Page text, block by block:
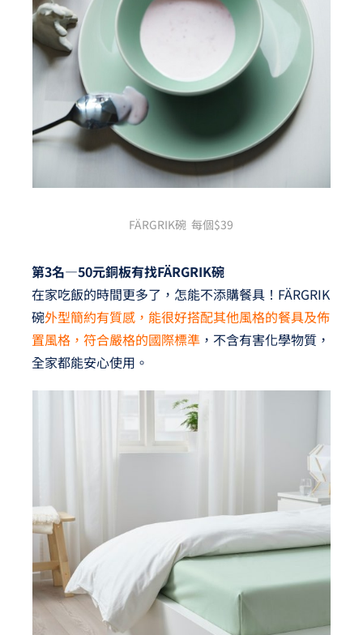
FÄRGRIK碗 每個$39
第3名—50元銅板有找FÄRGRIK碗
在家吃飯的時間更多了，怎能不添購餐具！FÄRGRIK
碗外型簡約有質感，能很好搭配其他風格的餐具及佈
置風格，符合嚴格的國際標準，不含有害化學物質，
全家都能安心使用。